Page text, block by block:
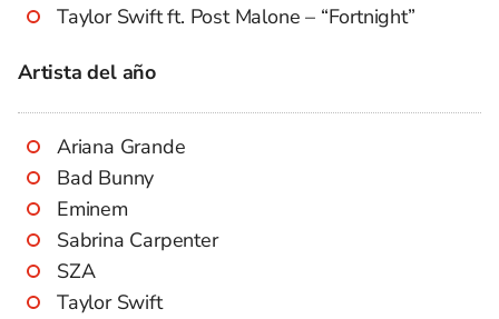
Taylor Swift ft. Post Malone – “Fortnight”
Artista del año
Ariana Grande
Bad Bunny
Eminem
Sabrina Carpenter
SZA
Taylor Swift